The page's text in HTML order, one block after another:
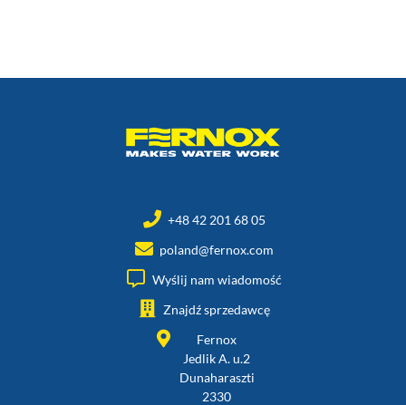
+48 42 201 68 05
poland@fernox.com
Wyślij nam wiadomość
Znajdź sprzedawcę
Fernox
Jedlik A. u.2
Dunaharaszti
2330